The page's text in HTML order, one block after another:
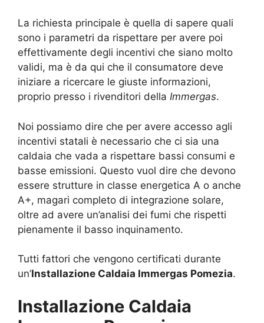
La richiesta principale è quella di sapere quali
sono i parametri da rispettare per avere poi
effettivamente degli incentivi che siano molto
validi, ma è da qui che il consumatore deve
iniziare a ricercare le giuste informazioni,
proprio presso i rivenditori della Immergas.
Noi possiamo dire che per avere accesso agli
incentivi statali è necessario che ci sia una
caldaia che vada a rispettare bassi consumi e
basse emissioni. Questo vuol dire che devono
essere strutture in classe energetica A o anche
A+, magari completo di integrazione solare,
oltre ad avere un’analisi dei fumi che rispetti
pienamente il basso inquinamento.
Tutti fattori che vengono certificati durante
un’Installazione Caldaia Immergas Pomezia.
Installazione Caldaia